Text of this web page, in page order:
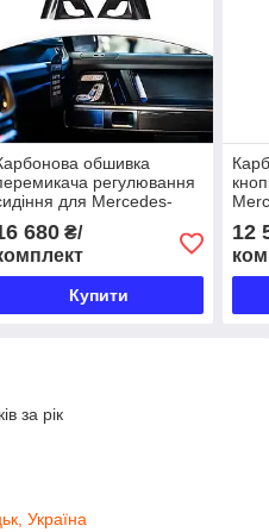
обшивка
регулювання
для Mercedes-
G-класу W465 2024+
680₴/
Купити
12
за рік
Україна